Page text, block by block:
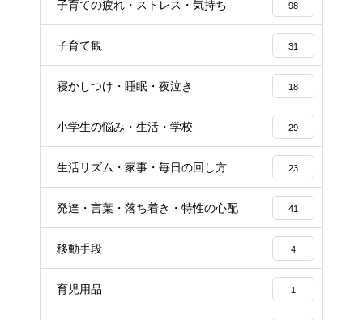
子育ての疲れ・ストレス・気持ち 98
子育て観 31
寝かしつけ・睡眠・夜泣き 18
小学生の悩み・生活・学校 29
生活リズム・家事・毎日の回し方 23
発達・言葉・落ち着き・特性の心配 41
移動手段 4
育児用品 1